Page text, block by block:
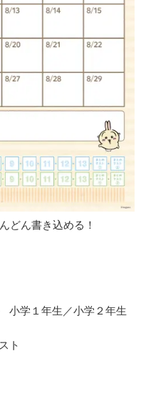
どん書き込める！
学１年生／小学２年生
ト